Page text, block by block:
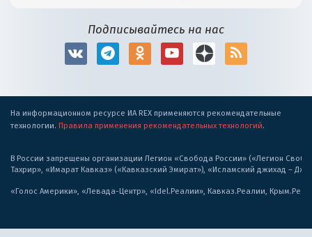
Подписывайтесь на нас
На информационном ресурсе ИА REX применяются рекомендательные
технологии. Правила применения рекомендательных технологий.
В России запрещены организации Легион «Свобода России» («Легион
Тахрир», «Имарат Кавказ» («Кавказский Эмират»), «Исламский джихад –
«Голос Америки», «Левада-Центр», «Idel.Реалии», Кавказ.Реалии,